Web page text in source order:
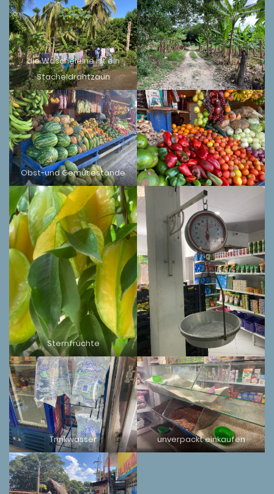
die Wäscheleine ist ein
Stacheldrahtzaun
Obst-und Gemüsestände
Sternfrüchte
Trinkwasser
unverpackt einkaufen
Militärposten sorgen für